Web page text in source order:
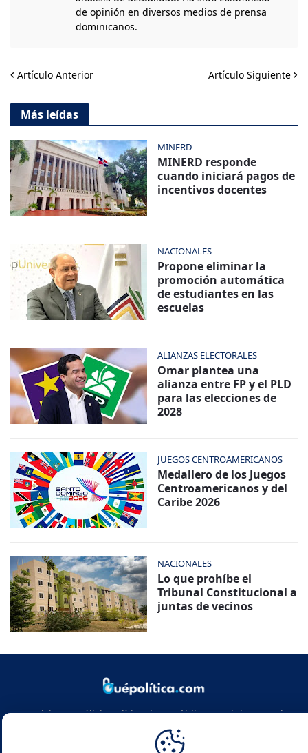
de opinión en diversos medios de prensa
dominicanos.
Artículo Anterior Artículo Siguiente
Más leídas
MINERD
MINERD responde
cuando iniciará pagos de
incentivos docentes
NACIONALES
Propone eliminar la
promoción automática
de estudiantes en las
escuelas
ALIANZAS ELECTORALES
Omar plantea una
alianza entre FP y el PLD
para las elecciones de
2028
JUEGOS CENTROAMERICANOS
Medallero de los Juegos
Centroamericanos y del
Caribe 2026
NACIONALES
Lo que prohíbe el
Tribunal Constitucional a
juntas de vecinos
Noticias y análisis político de República Dominicana y el
mundo. Infórmate con rigor, actualidad y las claves de la
política global.